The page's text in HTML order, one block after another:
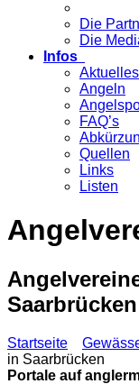
Die
Die
Infos
Aktuelles
Angeln
FAQ’s
Quellen
Links
Listen
Startseite
in Saarbrücken
Portale auf